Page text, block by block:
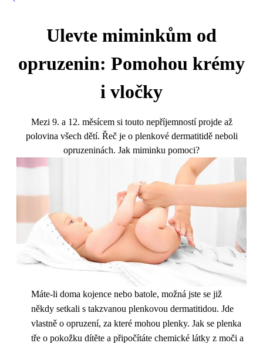
Ulevte miminkům od
opruzenin: Pomohou krémy
i vločky
Mezi 9. a 12. měsícem si touto nepříjemností projde až
polovina všech dětí. Řeč je o plenkové dermatitidě neboli
opruzeninách. Jak miminku pomoci?
Máte-li doma kojence nebo batole, možná jste se již
někdy setkali s takzvanou plenkovou dermatitidou. Jde
vlastně o opruzení, za které mohou plenky. Jak se plenka
tře o pokožku dítěte a připočítáte chemické látky z moči a